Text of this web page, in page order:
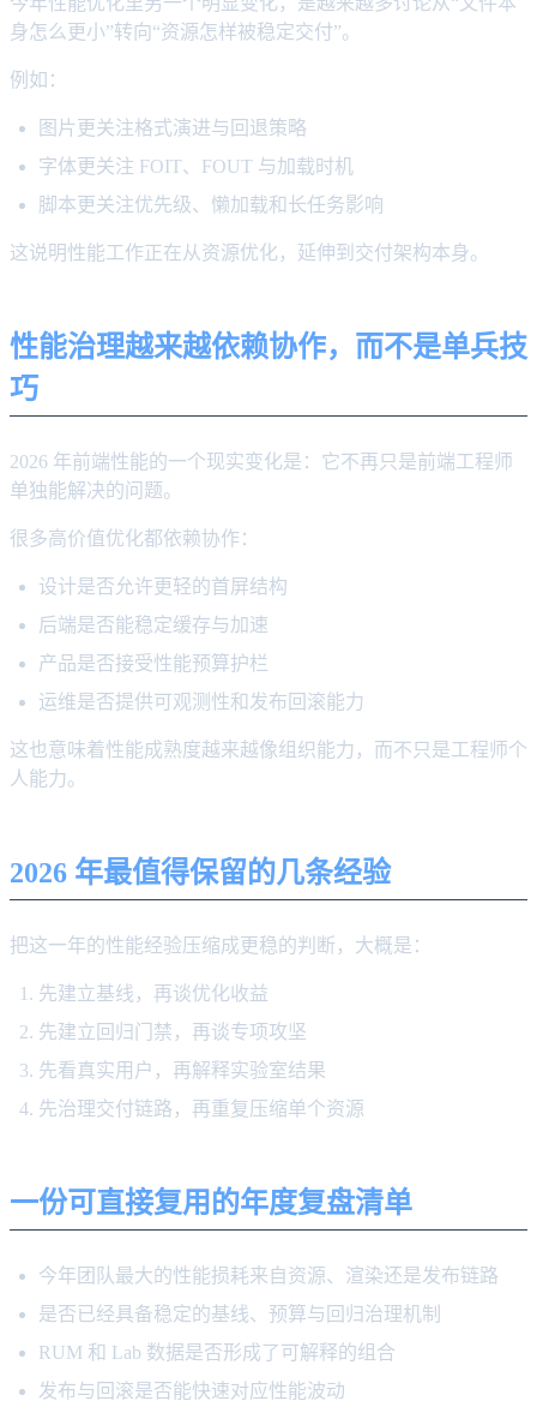
身怎么更小”转向“资源怎样被稳定交付”。
例如：
图片更关注格式演进与回退策略
字体更关注 FOIT、FOUT 与加载时机
脚本更关注优先级、懒加载和长任务影响
这说明性能工作正在从资源优化，延伸到交付架构本身。
性能治理越来越依赖协作，而不是单兵技
巧
2026 年前端性能的一个现实变化是：它不再只是前端工程师
单独能解决的问题。
很多高价值优化都依赖协作：
设计是否允许更轻的首屏结构
后端是否能稳定缓存与加速
产品是否接受性能预算护栏
运维是否提供可观测性和发布回滚能力
这也意味着性能成熟度越来越像组织能力，而不只是工程师个
人能力。
2026 年最值得保留的几条经验
把这一年的性能经验压缩成更稳的判断，大概是：
先建立基线，再谈优化收益
先建立回归门禁，再谈专项攻坚
先看真实用户，再解释实验室结果
先治理交付链路，再重复压缩单个资源
一份可直接复用的年度复盘清单
今年团队最大的性能损耗来自资源、渲染还是发布链路
是否已经具备稳定的基线、预算与回归治理机制
RUM 和 Lab 数据是否形成了可解释的组合
发布与回滚是否能快速对应性能波动